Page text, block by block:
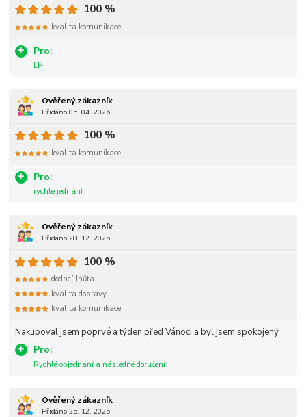
Pro:
LP
100 %
kvalita komunikace
Ověřený zákazník
Přidáno 05. 04. 2026
Pro:
rychlé jednání
100 %
kvalita komunikace
Ověřený zákazník
Přidáno 28. 12. 2025
Nakupoval jsem poprvé a týden před Vánoci a byl jsem spokojený
Pro:
Rychlé objednání a následné doručení
100 %
dodací lhůta
kvalita dopravy
kvalita komunikace
Ověřený zákazník
Přidáno 25. 12. 2025